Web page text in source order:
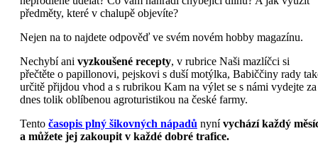
předměty, které v chalupě objevíte?
Nejen na to najdete odpověď ve svém novém hobby magazínu.
Nechybí ani vyzkoušené recepty, v rubrice Naši mazlíčci si
přečtěte o papillonovi, pejskovi s duší motýlka, Babiččiny rady
určitě přijdou vhod a s rubrikou Kam na výlet se s námi vydejte za
dnes tolik oblíbenou agroturistikou na české farmy.
Tento časopis plný šikovných nápadů nynívychází každý
a můžete jej zakoupit v každé dobré trafice.